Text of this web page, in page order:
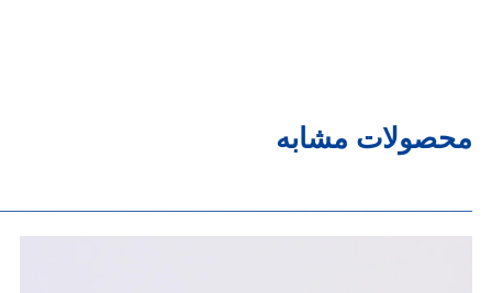
محصولات مشابه